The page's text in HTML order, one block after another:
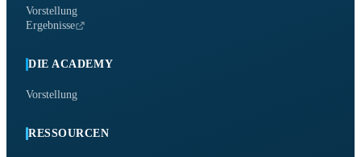
Vorstellung
Ergebnisse
DIE ACADEMY
Vorstellung
RESSOURCEN